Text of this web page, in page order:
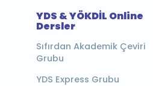
YDS & YÖKDİL Online
Dersler
Sıfırdan Akademik Çeviri
Grubu
YDS Express Grubu